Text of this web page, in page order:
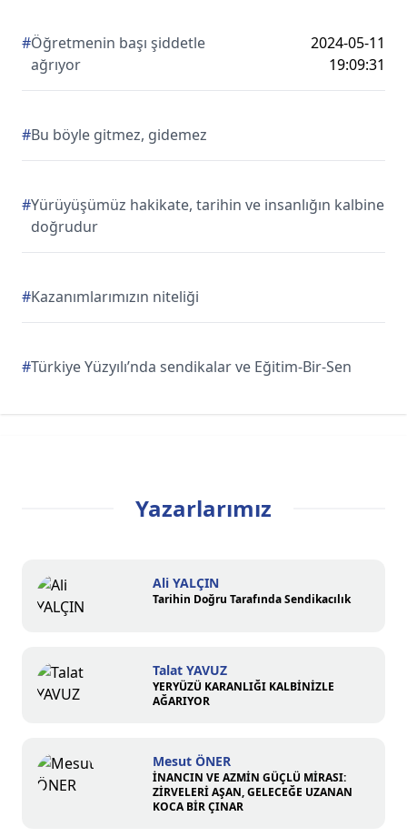
#Öğretmenin başı şiddetle
ağrıyor
2024-05-11
19:09:31
#Bu böyle gitmez, gidemez
#Yürüyüşümüz hakikate, tarihin ve insanlığın kalbine
doğrudur
#Kazanımlarımızın niteliği
#Türkiye Yüzyılı’nda sendikalar ve Eğitim-Bir-Sen
Yazarlarımız
Ali YALÇIN
Tarihin Doğru Tarafında Sendikacılık
Talat YAVUZ
YERYÜZÜ KARANLIĞI KALBİNİZLE
AĞARIYOR
Mesut ÖNER
İNANCIN VE AZMİN GÜÇLÜ MİRASI:
ZİRVELERİ AŞAN, GELECEĞE UZANAN
KOCA BİR ÇINAR